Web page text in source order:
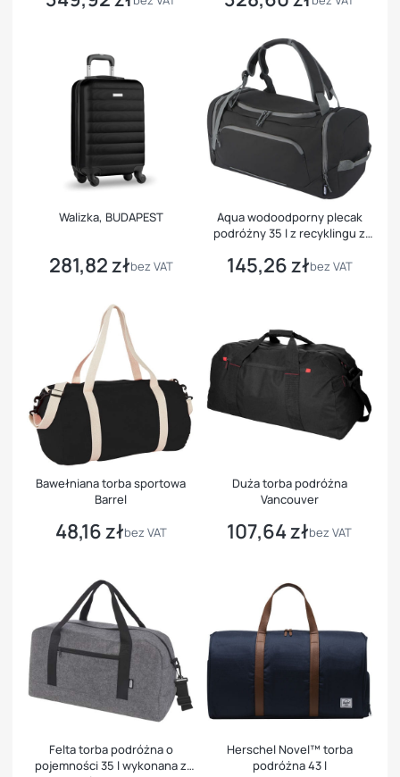
Walizka, BUDAPEST
Cena
281,82 złbez VAT
Aqua wodoodporny plecak
podróżny 35 l z recyklingu z
Cena
145,26 złbez VAT
Bawełniana torba sportowa
Barrel
Cena
48,16 złbez VAT
Duża torba podróżna
Vancouver
Cena
107,64 złbez VAT
Felta torba podróżna o
pojemności 35 l wykonana z
Herschel Novel™ torba
podróżna 43 l